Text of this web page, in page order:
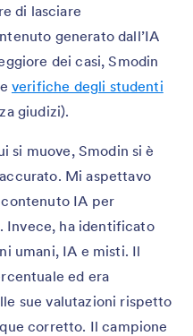
di lasciare
generato dall’IA
dei casi, Smodin
verifiche degli studenti
giudizi).
si muove, Smodin si è
Mi aspettavo
IA per
Invece, ha identificato
umani, IA e misti. Il
ed era
sue valutazioni rispetto
corretto. Il campione